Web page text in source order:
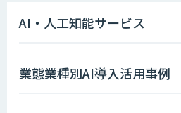
AI・人工知能サービス
業態業種別AI導入活用事例